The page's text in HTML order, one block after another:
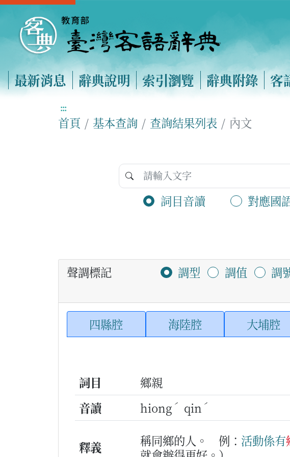
最新消息 辭典說明 索引瀏覽 辭典附錄 客
:::
首頁 基本查詢 查詢結果列表 內文
詞目音讀 對應國
聲調標記 調型 調值 調
四縣腔 海陸腔 大埔腔
詞目
鄉親
音讀
hiong ˊ qin ˊ
釋義 稱同鄉的人。 例： 活動係有